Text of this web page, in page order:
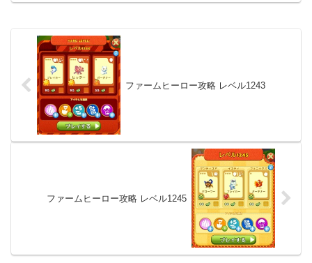
ファームヒーロー攻略 レベル1243
ファームヒーロー攻略 レベル1245